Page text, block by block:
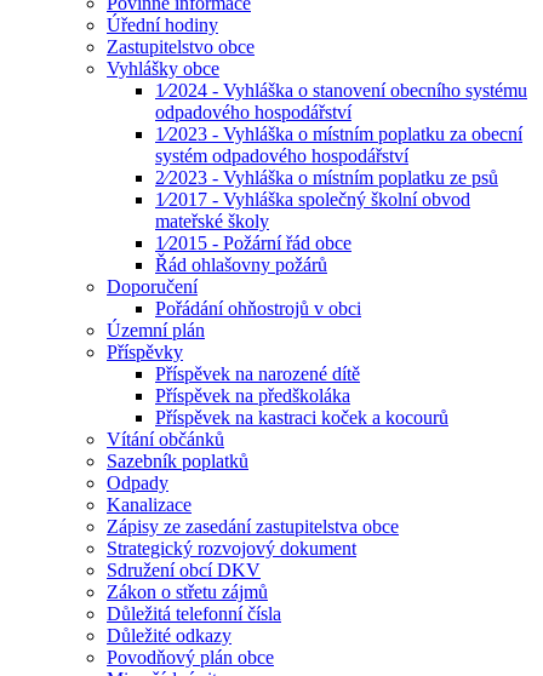
Úřední hodiny
Zastupitelstvo obce
Vyhlášky obce
1⁄2024 - Vyhláška o stanovení obecního systému
odpadového hospodářství
1⁄2023 - Vyhláška o místním poplatku za obecní
systém odpadového hospodářství
2⁄2023 - Vyhláška o místním poplatku ze psů
1⁄2017 - Vyhláška společný školní obvod
mateřské školy
1⁄2015 - Požární řád obce
Řád ohlašovny požárů
Doporučení
Pořádání ohňostrojů v obci
Územní plán
Příspěvky
Příspěvek na narozené dítě
Příspěvek na předškoláka
Příspěvek na kastraci koček a kocourů
Vítání občánků
Sazebník poplatků
Odpady
Kanalizace
Zápisy ze zasedání zastupitelstva obce
Strategický rozvojový dokument
Sdružení obcí DKV
Zákon o střetu zájmů
Důležitá telefonní čísla
Důležité odkazy
Povodňový plán obce